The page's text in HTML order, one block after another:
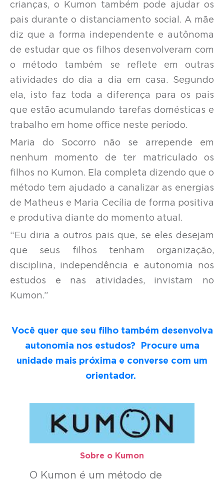
crianças, o Kumon também pode ajudar os
pais durante o distanciamento social. A mãe
diz que a forma independente e autônoma
de estudar que os filhos desenvolveram com
o método também se reflete em outras
atividades do dia a dia em casa. Segundo
ela, isto faz toda a diferença para os pais
que estão acumulando tarefas domésticas e
trabalho em home office neste período.
Maria do Socorro não se arrepende em
nenhum momento de ter matriculado os
filhos no Kumon. Ela completa dizendo que o
método tem ajudado a canalizar as energias
de Matheus e Maria Cecília de forma positiva
e produtiva diante do momento atual.
“Eu diria a outros pais que, se eles desejam
que seus filhos tenham organização,
disciplina, independência e autonomia nos
estudos e nas atividades, invistam no
Kumon.”
Você quer que seu filho também desenvolva
autonomia nos estudos? Procure uma
unidade mais próxima e converse com um
orientador.
Sobre o Kumon​
O Kumon é um método de